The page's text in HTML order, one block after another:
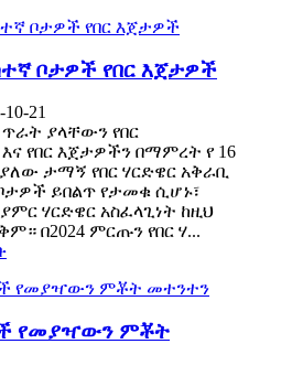
ቦታዎች የበር እጀታዎች
21
ጥራት ያላቸውን የበር
የበር እጀታዎችን በማምረት የ 16
ታማኝ የበር ሃርድዌር አቅራቢ
ይበልጥ የታመቁ ሲሆኑ፣
ሃርድዌር አስፈላጊነት ከዚህ
በ2024 ምርጡን የበር ሃ...
የመያዣውን ምቾት